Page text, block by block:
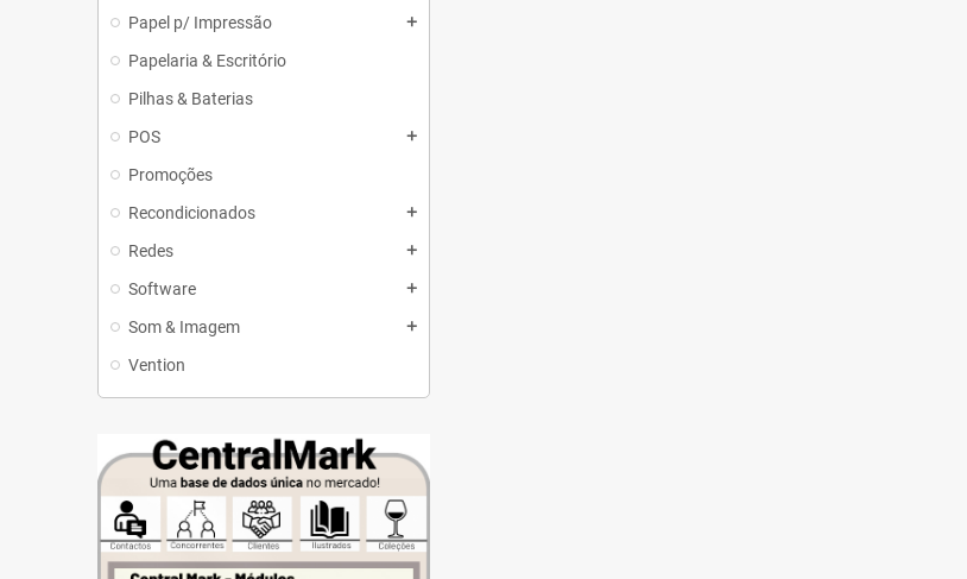
Papel p/ Impressão
add
Papelaria & Escritório
Pilhas & Baterias
POS
add
Promoções
Recondicionados
add
Redes add
Software add
Som & Imagem add
Vention